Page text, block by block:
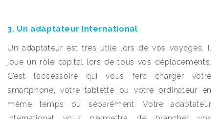
3. Un adaptateur international
Un adaptateur est très utile lors de vos voyages. Il
joue un rôle capital lors de tous vos déplacements.
C’est l’accessoire qui vous fera charger votre
smartphone, votre tablette ou votre ordinateur en
même temps ou séparément. Votre adaptateur